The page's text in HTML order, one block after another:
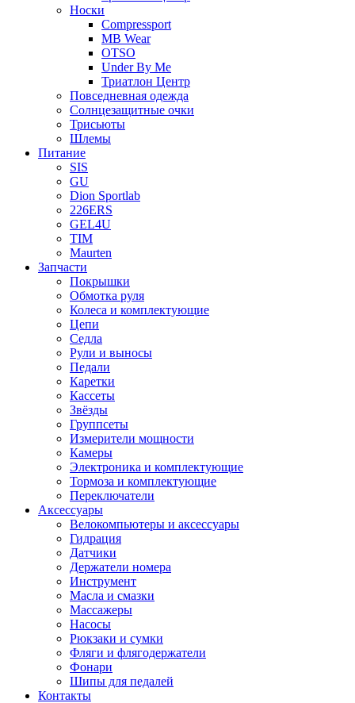
Носки
Compressport
MB Wear
OTSO
Under By Me
Триатлон Центр
Повседневная одежда
Солнцезащитные очки
Трисьюты
Шлемы
Питание
SIS
GU
Dion Sportlab
226ERS
GEL4U
TIM
Maurten
Запчасти
Покрышки
Обмотка руля
Колеса и комплектующие
Цепи
Седла
Рули и выносы
Педали
Каретки
Кассеты
Звёзды
Группсеты
Измерители мощности
Камеры
Электроника и комплектующие
Тормоза и комплектующие
Переключатели
Аксессуары
Велокомпьютеры и аксессуары
Гидрация
Датчики
Держатели номера
Инструмент
Масла и смазки
Массажеры
Насосы
Рюкзаки и сумки
Фляги и флягодержатели
Фонари
Шипы для педалей
Контакты